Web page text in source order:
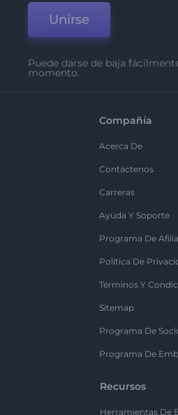
Unirse
Puede darse de baja
momento.
Compañía
Acerca De
Contáctenos
Carreras
Ayuda Y Soporte
Programa De
Política De
Términos Y
Sitemap
Programa De
Programa De
Recursos
Herramientas De